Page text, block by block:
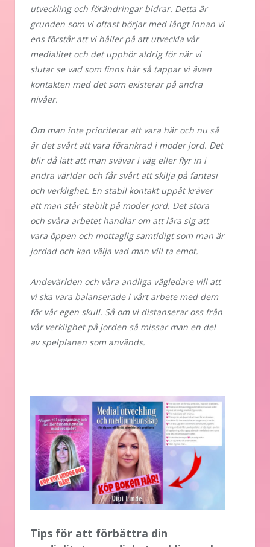
utveckling och förändringar bidrar. Detta är
grunden som vi oftast börjar med långt innan vi
ens förstår att vi håller på att utveckla vår
medialitet och det upphör aldrig för när vi
slutar se vad som finns här så tappar vi även
kontakten med det som existerar på andra
nivåer.
Om man inte prioriterar att vara här och nu så
är det svårt att vara förankrad i moder jord. Det
blir då lätt att man svävar i väg eller flyr in i
andra världar och får svårt att skilja på fantasi
och verklighet. En stabil kontakt uppåt kräver
att man står stabilt på moder jord. Det stora
och svåra arbetet handlar om att lära sig att
vara öppen och mottaglig samtidigt som man är
jordad och kan välja vad man vill ta emot.
Andevärlden och våra andliga vägledare vill att
vi ska vara balanserade i vårt arbete med dem
för vår egen skull. Så om vi distanserar oss från
vår verklighet på jorden så missar man en del
av spelplanen som används.
Tips för att förbättra din